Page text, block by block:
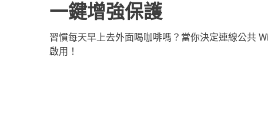
一鍵增強保護
習慣每天早上去外面喝咖啡嗎？當你決定連線公共
啟用！